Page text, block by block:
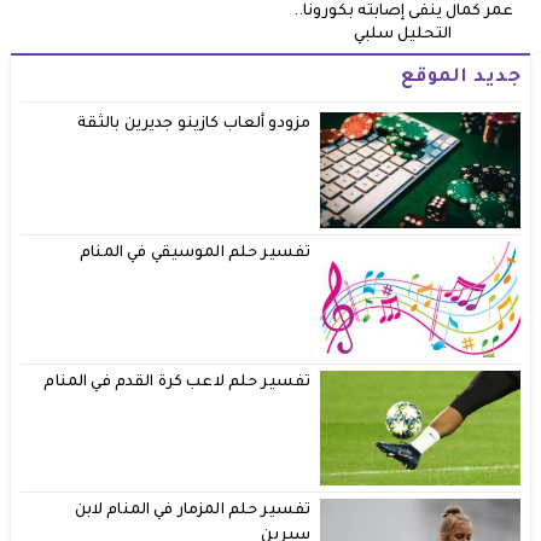
عمر كمال ينفى إصابته بكورونا..
التحليل سلبي
جديد الموقع
مزودو ألعاب كازينو جديرين بالثقة
تفسير حلم الموسيقي في المنام
تفسير حلم لاعب كرة القدم في المنام
تفسير حلم المزمار في المنام لابن
سيرين